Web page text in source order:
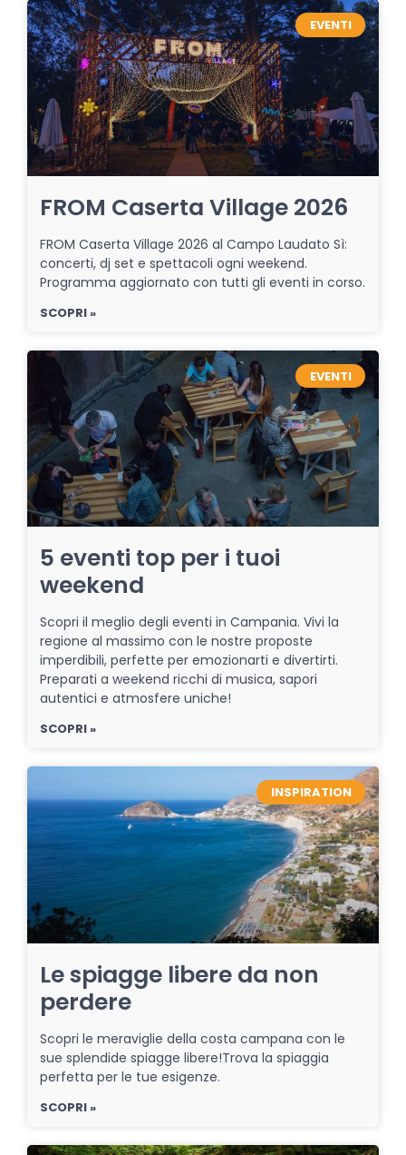
EVENTI
FROM Caserta Village 2026
FROM Caserta Village 2026 al Campo Laudato Sì:
concerti, dj set e spettacoli ogni weekend.
Programma aggiornato con tutti gli eventi in corso.
SCOPRI »
EVENTI
5 eventi top per i tuoi
weekend
Scopri il meglio degli eventi in Campania. Vivi la
regione al massimo con le nostre proposte
imperdibili, perfette per emozionarti e divertirti.
Preparati a weekend ricchi di musica, sapori
autentici e atmosfere uniche!
SCOPRI »
INSPIRATION
Le spiagge libere da non
perdere
Scopri le meraviglie della costa campana con le
sue splendide spiagge libere!Trova la spiaggia
perfetta per le tue esigenze.
SCOPRI »